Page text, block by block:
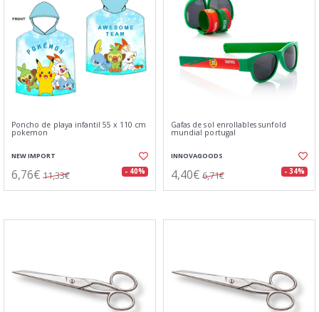
Poncho de playa infantil 55 x 110 cm
pokemon
NEW IMPORT
6,76€ 11,33€ - 40%
Gafas de sol enrollables sunfold
mundial portugal
INNOVAGOODS
4,40€ 6,71€ - 34%